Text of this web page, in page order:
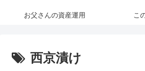
お父さんの資産運用 こ
西京漬け